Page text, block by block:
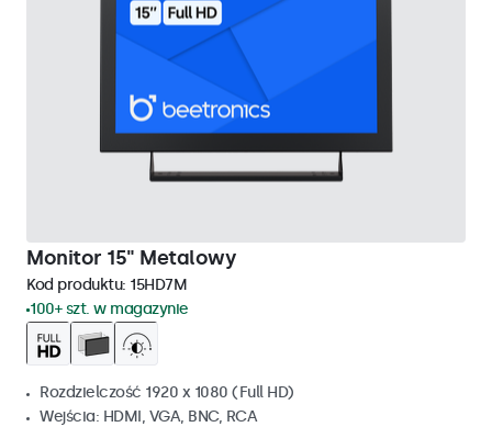
Monitor 15" Metalowy
Kod produktu: 15HD7M
100+ szt. w magazynie
Rozdzielczość 1920 x 1080 (Full HD)
Wejścia: HDMI, VGA, BNC, RCA